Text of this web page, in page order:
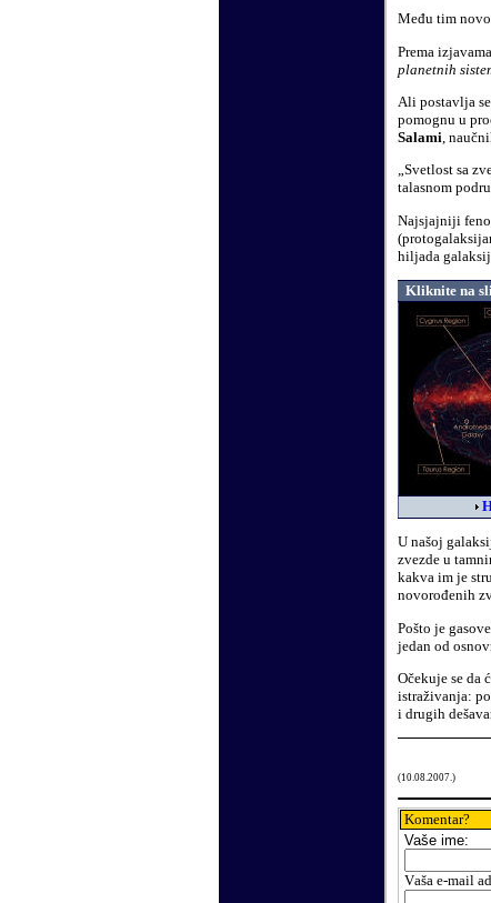
Među tim
Prema
planetnih
Ali postavlja
pomognu u
Salami ,
„Svetlost sa
talasnom
Najsjajniji
hiljada
Kliknite na
U našoj
zvezde u
kakva im je
novorođenih
Pošto je
jedan od
Očekuje se da
istraživanja:
i drugih
(10 08 .2007 .)
Komentar?
Vaše ime:
Vaša e-mail